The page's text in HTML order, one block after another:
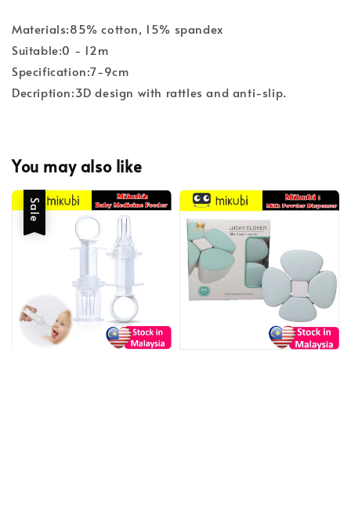
Materials:85% cotton, 15% spandex
Suitable:0 - 12m
Specification:7-9cm
Decription:3D design with rattles and anti-slip.
You may also like
Sale